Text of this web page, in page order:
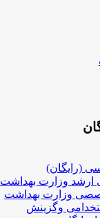
(رایگان)
ارشد وزارت بهداشت
وزارت بهداشت
وگزینش